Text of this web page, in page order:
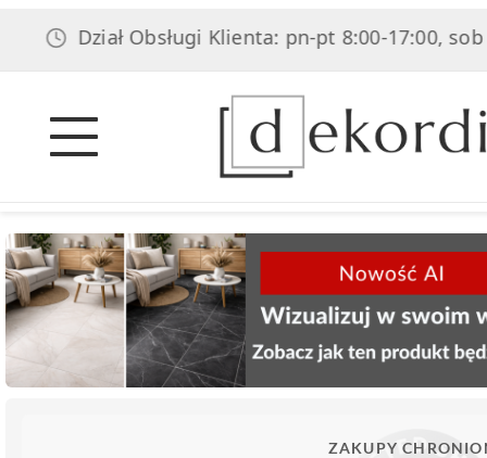
Obsługi Klienta: pn-pt 8:00-17:00, sob 8:00-
ZAKUPY